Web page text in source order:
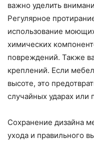
важно уделить
Регулярное
использование
химических
повреждений. Также
креплений. Если
высоте, это
случайных ударах или
Сохранение дизайна
ухода и правильного